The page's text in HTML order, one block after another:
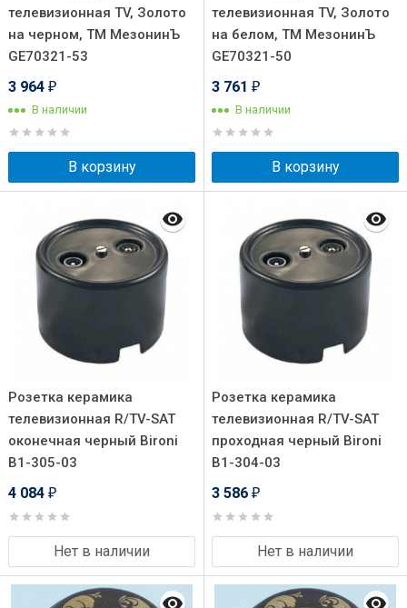
телевизионная TV, Золото
на черном, ТМ МезонинЪ
GE70321-53
3 964 ₽
В наличии
В корзину
телевизионная TV, Золото
на белом, ТМ МезонинЪ
GE70321-50
3 761 ₽
В наличии
В корзину
Розетка керамика
телевизионная R/TV-SAT
оконечная черный Bironi
B1-305-03
4 084 ₽
Нет в наличии
Розетка керамика
телевизионная R/TV-SAT
проходная черный Bironi
B1-304-03
3 586 ₽
Нет в наличии